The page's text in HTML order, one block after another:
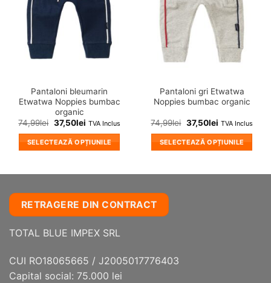
pot
alese
pagina
pot
alese
pagina
Pantaloni bleumarin
Etwatwa Noppies bumbac
organic
74,99lei 37,50lei TVA Inclus
SELECTEAZĂ OPȚIUNILE
mai
multe
variații.
Opțiunile
fi
alese
Pantaloni gri Etwatwa
Noppies bumbac organic
74,99lei 37,50lei TVA Inclus
SELECTEAZĂ OPȚIUNILE
RETRAGERE DIN CONTRACT
TOTAL BLUE IMPEX SRL
CUI RO18065665 / J2005017776403
Capital social: 75.000 lei